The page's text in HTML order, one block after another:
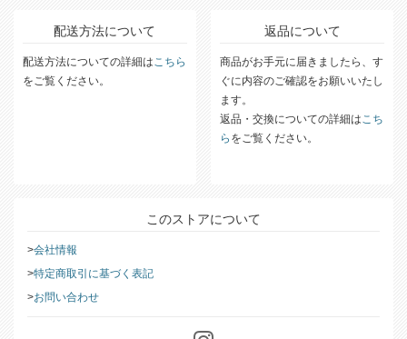
配送方法について
配送方法についての詳細はこちら
をご覧ください。
返品について
商品がお手元に届きましたら、す
ぐに内容のご確認をお願いいたし
ます。
返品・交換についての詳細はこち
ら をご覧ください。
このストアについて
会社情報
特定商取引に基づく表記
お問い合わせ